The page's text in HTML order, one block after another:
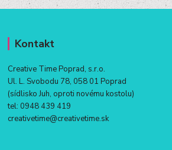
Kontakt
Creative Time Poprad, s.r.o.
Ul. L. Svobodu 78, 058 01 Poprad
(sídlisko Juh, oproti novému kostolu)
tel: 0948 439 419
creativetime@creativetime.sk